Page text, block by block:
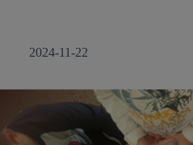
2024-11-22